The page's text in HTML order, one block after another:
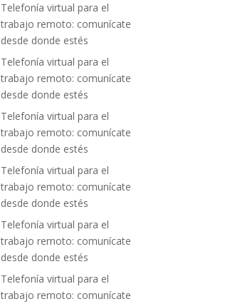
Telefonía virtual para el
trabajo remoto: comunícate
desde donde estés
Telefonía virtual para el
trabajo remoto: comunícate
desde donde estés
Telefonía virtual para el
trabajo remoto: comunícate
desde donde estés
Telefonía virtual para el
trabajo remoto: comunícate
desde donde estés
Telefonía virtual para el
trabajo remoto: comunícate
desde donde estés
Telefonía virtual para el
trabajo remoto: comunícate